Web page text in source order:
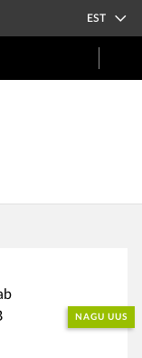
EST
NAGU UUS